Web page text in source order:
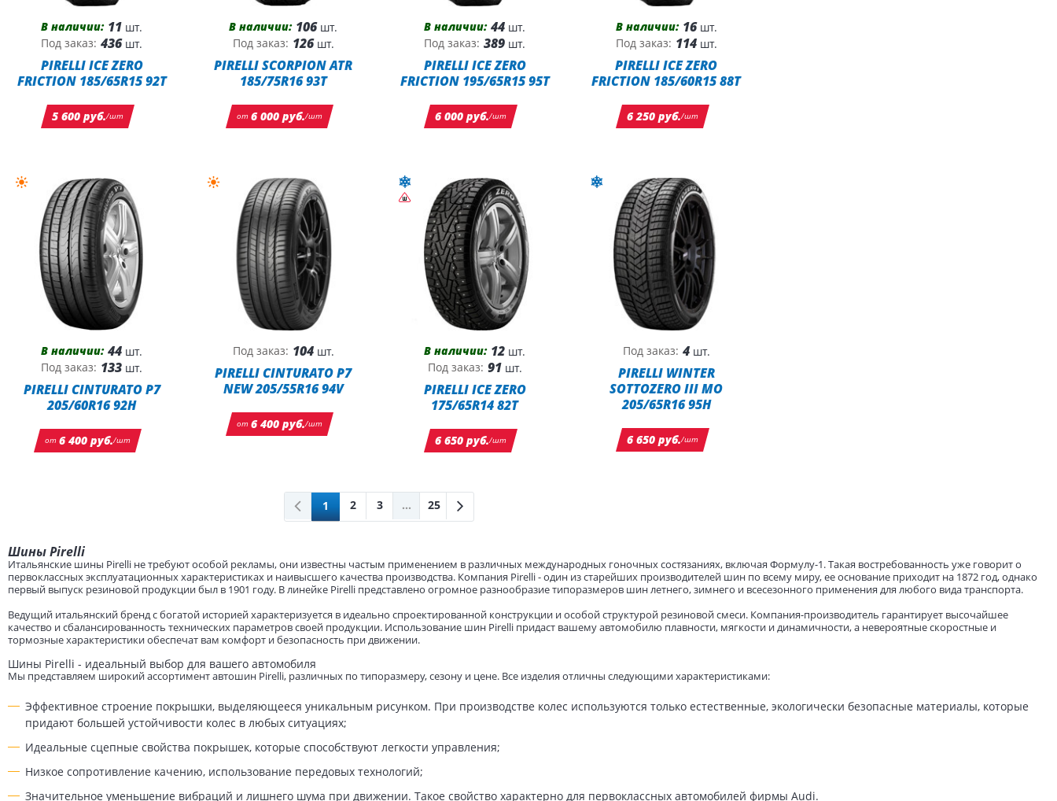
В наличии: 11 шт.
Под заказ: 436шт.
PIRELLI ICE ZERO
FRICTION 185/65R15 92T
5 600 руб./шт
В наличии: 106шт.
Под заказ: 126шт.
PIRELLI SCORPION ATR
185/75R16 93T
от 6 000 руб./шт
В наличии: 44 шт.
Под заказ: 389 шт.
PIRELLI ICE ZERO
FRICTION 195/65R15 95T
6 000 руб./шт
В наличии: 16шт.
Под заказ: 114шт.
PIRELLI ICE ZERO
FRICTION 185/60R15 88T
6 250 руб./шт
В наличии: 44 шт.
Под заказ: 133 шт.
PIRELLI CINTURATO P7
205/60R16 92H
от6 400 руб./шт
Под заказ: 104шт.
PIRELLI CINTURATO P7
NEW 205/55R16 94V
от 6 400 руб./шт
В наличии: 12 шт.
Под заказ: 91шт.
PIRELLI ICE ZERO
175/65R14 82T
6 650 руб./шт
Под заказ: 4шт.
PIRELLI WINTER
SOTTOZERO III MO
205/65R16 95H
6 650 руб./шт
1 2 3 ... 25
Шины Pirelli
Итальянские шины Pirelli не требуют особой рекламы, они известны частым применением в различных международных гоночных состязаниях, включая Формулу-1. Такая востребованность уже говорит о
первоклассных эксплуатационных характеристиках и наивысшего качества производства. Компания Pirelli - один из старейших производителей шин по всему миру, ее основание приходит на 1872 год, однако
первый выпуск резиновой продукции был в 1901 году. В линейке Pirelli представлено огромное разнообразие типоразмеров шин летнего, зимнего и всесезонного применения для любого вида транспорта.
Ведущий итальянский бренд с богатой историей характеризуется в идеально спроектированной конструкции и особой структурой резиновой смеси. Компания-производитель гарантирует высочайшее
качество и сбалансированность технических параметров своей продукции. Использование шин Pirelli придаст вашему автомобилю плавности, мягкости и динамичности, а невероятные скоростные и
тормозные характеристики обеспечат вам комфорт и безопасность при движении.
Шины Pirelli - идеальный выбор для вашего автомобиля
Мы представляем широкий ассортимент автошин Pirelli, различных по типоразмеру, сезону и цене. Все изделия отличны следующими характеристиками:
Эффективное строение покрышки, выделяющееся уникальным рисунком. При производстве колес используются только естественные, экологически безопасные материалы, которые
придают большей устойчивости колес в любых ситуациях;
Идеальные сцепные свойства покрышек, которые способствуют легкости управления;
Низкое сопротивление качению, использование передовых технологий;
Значительное уменьшение вибраций и лишнего шума при движении. Такое свойство характерно для первоклассных автомобилей фирмы Audi.